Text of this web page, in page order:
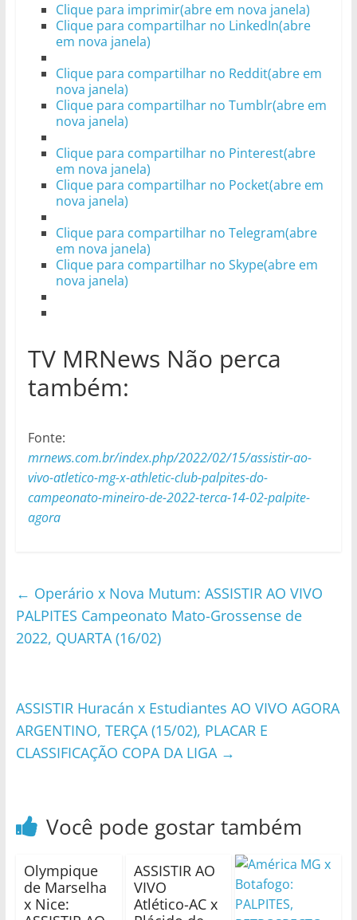
Clique para imprimir(abre em nova janela)
Clique para compartilhar no LinkedIn(abre
em nova janela)
Clique para compartilhar no Reddit(abre em
nova janela)
Clique para compartilhar no Tumblr(abre em
nova janela)
Clique para compartilhar no Pinterest(abre
em nova janela)
Clique para compartilhar no Pocket(abre em
nova janela)
Clique para compartilhar no Telegram(abre
em nova janela)
Clique para compartilhar no Skype(abre em
nova janela)
TV MRNews Não perca
também:
Fonte:
mrnews.com.br/index.php/2022/02/15/assistir-ao-
vivo-atletico-mg-x-athletic-club-palpites-do-
campeonato-mineiro-de-2022-terca-14-02-palpite-
agora
← Operário x Nova Mutum: ASSISTIR AO VIVO
PALPITES Campeonato Mato-Grossense de
2022, QUARTA (16/02)
ASSISTIR Huracán x Estudiantes AO VIVO AGORA
ARGENTINO, TERÇA (15/02), PLACAR E
CLASSIFICAÇÃO COPA DA LIGA →
Você pode gostar também
Olympique
de Marselha
x Nice:
ASSISTIR AO
VIVO
Atlético-AC x